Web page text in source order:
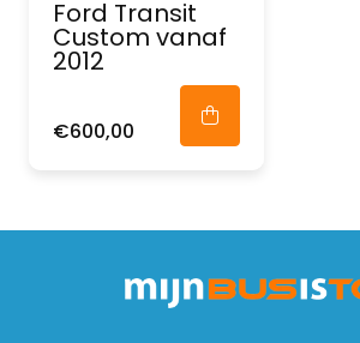
Ford Transit
Custom vanaf
2012
€600,00